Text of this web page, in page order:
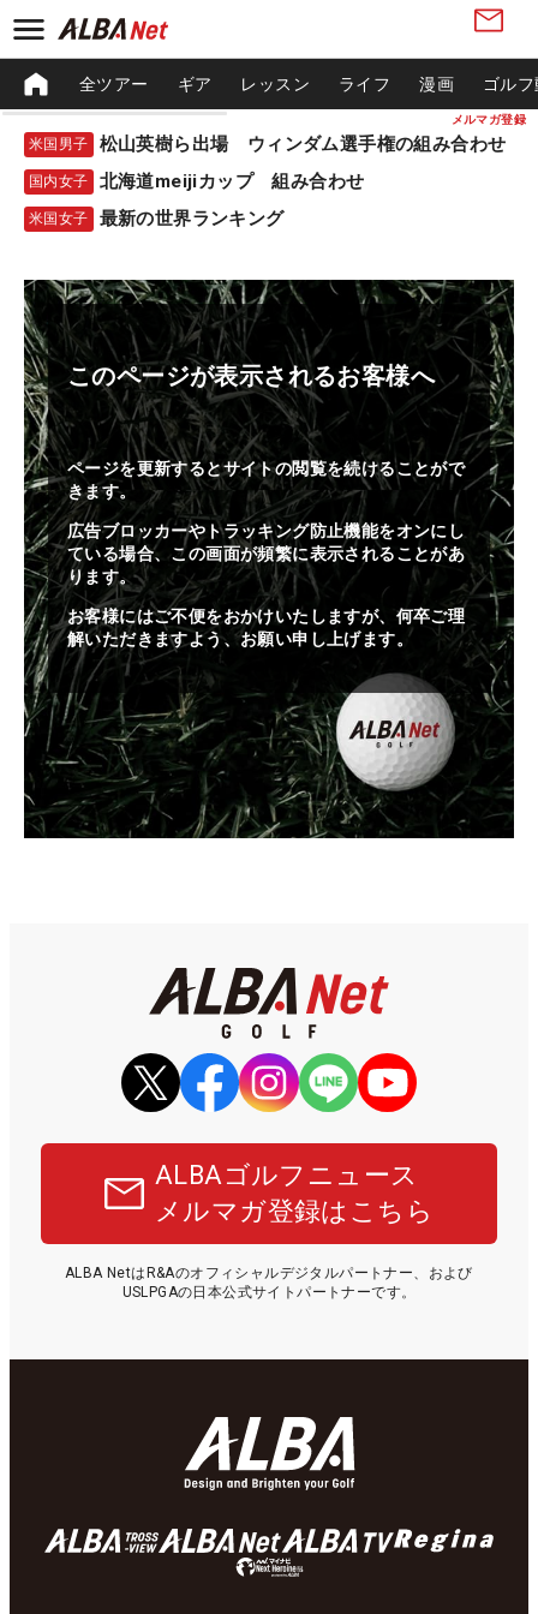
メルマガ登録
全ツアー ギア レッスン ライフ 漫画 ゴル
米国男子 松山英樹ら出場 ウィンダム選手権の組み合わせ
国内女子 北海道meijiカップ 組み合わせ
米国女子 最新の世界ランキング
このページが表示されるお客様へ
ページを更新するとサイトの閲覧を続けることがで
きます。
広告ブロッカーやトラッキング防止機能をオンにし
ている場合、この画面が頻繁に表示されることがあ
ります。
お客様にはご不便をおかけいたしますが、何卒ご理
解いただきますよう、お願い申し上げます。
ALBAゴルフニュース
メルマガ登録はこちら
ALBA NetはR&Aのオフィシャルデジタルパートナー、および
USLPGAの日本公式サイトパートナーです。